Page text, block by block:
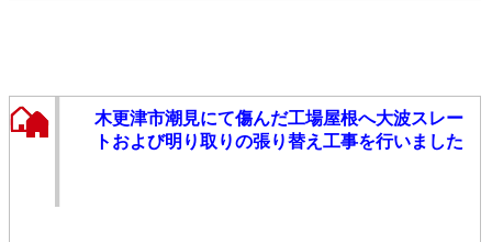
木更津市潮見にて傷んだ工場屋根へ大波スレー
トおよび明り取りの張り替え工事を行いました